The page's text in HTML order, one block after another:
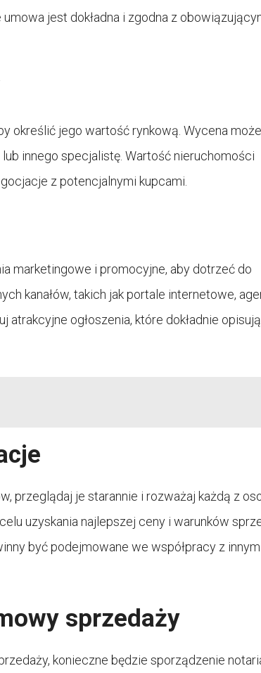
jest dokładna i zgodna z
określić jego wartość rynkową. Wycena
innego specjalistę. Wartość nieruchomości
z potencjalnymi kupcami.
marketingowe i promocyjne, aby dotrzeć do
kanałów, takich jak portale internetowe,
ogłoszenia, które dokładnie opisują
przeglądaj je starannie i rozważaj każdą z
uzyskania najlepszej ceny i warunków
być podejmowane we współpracy z
sprzedaży
konieczne będzie sporządzenie